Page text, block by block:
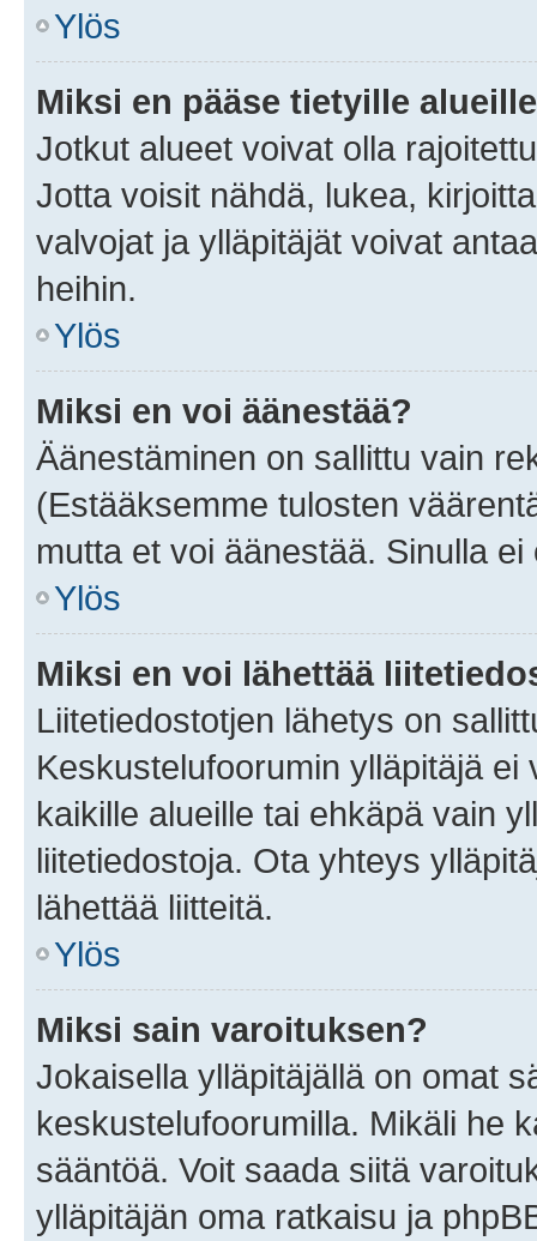
Ylös
Miksi en pääse tietyille
Jotkut alueet voivat olla
Jotta voisit nähdä, lukea,
valvojat ja ylläpitäjät voivat
heihin.
Ylös
Miksi en voi äänestää?
Äänestäminen on sallittu vain
(Estääksemme tulosten
mutta et voi äänestää. Sinulla
Ylös
Miksi en voi lähettää
Liitetiedostotjen lähetys on
Keskustelufoorumin ylläpitäjä
kaikille alueille tai ehkäpä vain
liitetiedostoja. Ota yhteys
lähettää liitteitä.
Ylös
Miksi sain varoituksen?
Jokaisella ylläpitäjällä on omat
keskustelufoorumilla. Mikäli he
sääntöä. Voit saada siitä
ylläpitäjän oma ratkaisu ja